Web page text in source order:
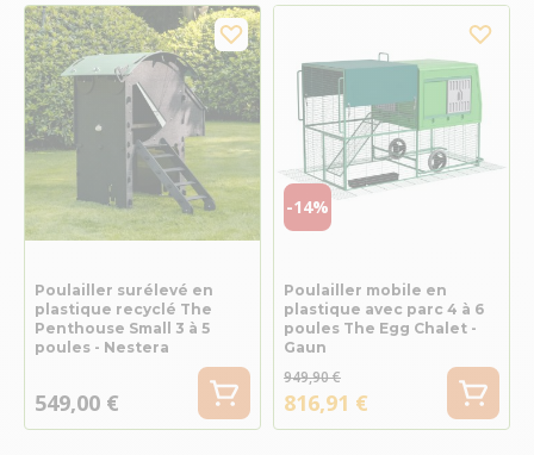
Poulailler surélevé en
plastique recyclé The
Penthouse Small 3 à 5
poules - Nestera
549,00 €
-14%
Poulailler mobile en
plastique avec parc 4 à 6
poules The Egg Chalet -
Gaun
949,90 €
816,91 €